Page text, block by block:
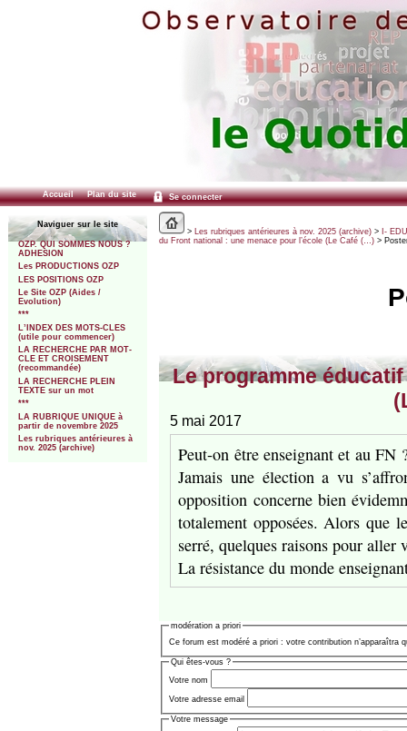
Accueil Plan du site Se connecter
Naviguer sur le site
OZP. QUI SOMMES NOUS ?
ADHESION
Les PRODUCTIONS OZP
LES POSITIONS OZP
Le Site OZP (Aides /
Evolution)
***
L’INDEX DES MOTS-CLES
(utile pour commencer)
LA RECHERCHE PAR MOT-
CLE ET CROISEMENT
(recommandée)
LA RECHERCHE PLEIN
TEXTE sur un mot
***
LA RUBRIQUE UNIQUE à
partir de novembre 2025
Les rubriques antérieures à
nov. 2025 (archive)
> Les rubriques antérieures à nov. 2025 (archive)> I-
du Front national : une menace pour l’école (Le Café (…)>
Le programme
5 mai 2017
Peut-on être enseignant et au FN
Jamais une élection a vu
opposition concerne bien
totalement opposées. Alors que
serré, quelques raisons pour aller
La résistance du monde
modération a priori
Ce forum est modéré a priori : votre contribution n’apparaîtra
Qui êtes-vous ?
Votre nom
Votre adresse email
Votre message